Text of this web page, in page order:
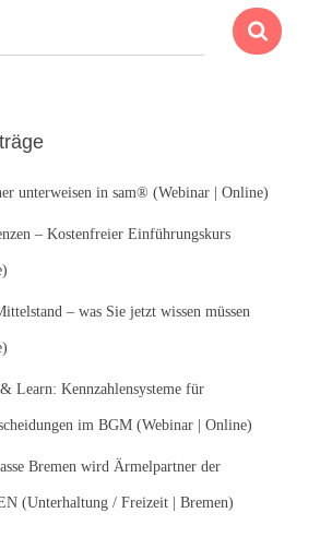
unterweisen in sam® (Webinar | Online)
– Kostenfreier Einführungskurs
– was Sie jetzt wissen müssen
Learn: Kennzahlensysteme für
im BGM (Webinar | Online)
Bremen wird Ärmelpartner der
(Unterhaltung / Freizeit | Bremen)